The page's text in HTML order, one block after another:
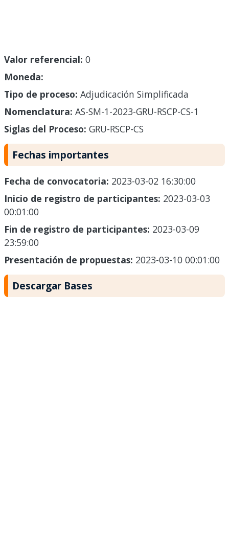
Valor referencial: 0
Moneda:
Tipo de proceso: Adjudicación Simplificada
Nomenclatura: AS-SM-1-2023-GRU-RSCP-CS-1
Siglas del Proceso: GRU-RSCP-CS
Fechas importantes
Fecha de convocatoria: 2023-03-02 16:30:00
Inicio de registro de participantes: 2023-03-03
00:01:00
Fin de registro de participantes: 2023-03-09
23:59:00
Presentación de propuestas: 2023-03-10 00:01:00
Descargar Bases